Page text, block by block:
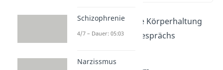
Es ist wichtig, welche Körperhaltung
du während eines Gesprächs
Schizophrenie
4/7 – Dauer: 05:03
Narzissmus